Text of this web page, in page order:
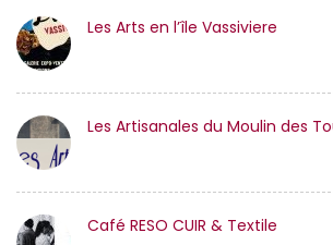
Les Arts en l’île Vassiviere
Les Artisanales du Moulin des
Café RESO CUIR & Textile